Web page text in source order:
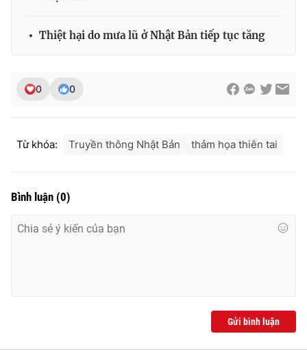
Liên hệ tòa soạn English
THỜI BÁO VTV
Cơ quan báo chí:Thời báo VTV
024.38 355 931 - 024.38 355 932
Ðiện thoại Thời báo VTV:024.66 897 897
Thiệt hại do mưa lũ ở Nhật Bản tiếp tục tăng
0 0
Từ khóa: Truyền thông Nhật Bản thảm họa thiên tai
Bình luận (0)
Gửi bình luận